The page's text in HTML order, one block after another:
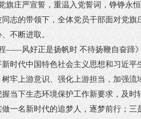
庄严宣誓，重温入党誓词，铮铮永
志的带领下，全体党员干部面对党
不断进取。
风好正是扬帆时 不待扬鞭自奋蹄
时代中国特色社会主义思想和习近
牢上游意识、强化上游担当，加强
当下生态环境保护工作新要求，及
一名新时代的追梦人，逐梦前行；